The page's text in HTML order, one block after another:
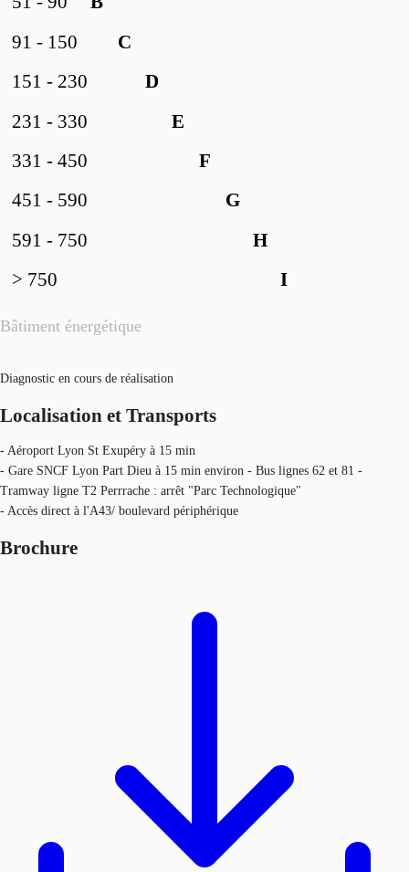
Bâtiment énergétique
C
91 - 150
D
151 - 230
E
231 - 330
F
331 - 450
G
451 - 590
H
591 - 750
I
> 750
Diagnostic en cours de réalisation
Localisation et Transports
- Aéroport Lyon St Exupéry à 15 min
- Gare SNCF Lyon Part Dieu à 15 min environ - Bus lignes 62 et 81 -
Tramway ligne T2 Perrrache : arrêt "Parc Technologique"
- Accès direct à l'A43/ boulevard périphérique
Brochure